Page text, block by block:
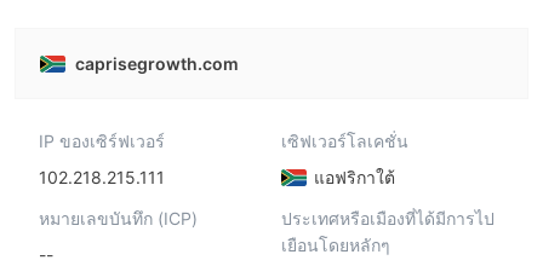
caprisegrowth.com
IP ของเซิร์ฟเวอร์
102.218.215.111
เซิฟเวอร์โลเคชั่น
แอฟริกาใต้
หมายเลขบันทึก (ICP)
--
ประเทศหรือเมืองที่ได้มีการไป
เยือนโดยหลักๆ